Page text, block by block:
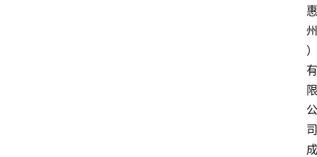
惠
州
）
有
限
公
司
成